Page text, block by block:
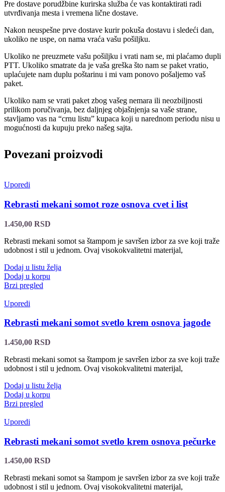
Pre dostave porudžbine kurirska služba će vas kontaktirati radi
utvrđivanja mesta i vremena lične dostave.
Nakon neuspešne prve dostave kurir pokuša dostavu i sledeći dan,
ukoliko ne uspe, on nama vraća vašu pošiljku.
Ukoliko ne preuzmete vašu pošiljku i vrati nam se, mi plaćamo dupli
PTT. Ukoliko smatrate da je vaša greška što nam se paket vratio,
uplaćujete nam duplu poštarinu i mi vam ponovo pošaljemo vaš
paket.
Ukoliko nam se vrati paket zbog vašeg nemara ili neozbiljnosti
prilikom poručivanja, bez daljnjeg objašnjenja sa vaše strane,
stavljamo vas na “crnu listu” kupaca koji u narednom periodu nisu u
mogućnosti da kupuju preko našeg sajta.
Povezani proizvodi
Uporedi
Rebrasti mekani somot roze osnova cvet i list
1.450,00 RSD
Rebrasti mekani somot sa štampom je savršen izbor za sve koji traže
udobnost i stil u jednom. Ovaj visokokvalitetni materijal,
Dodaj u listu želja
Dodaj u korpu
Brzi pregled
Uporedi
Rebrasti mekani somot svetlo krem osnova jagode
1.450,00 RSD
Rebrasti mekani somot sa štampom je savršen izbor za sve koji traže
udobnost i stil u jednom. Ovaj visokokvalitetni materijal,
Dodaj u listu želja
Dodaj u korpu
Brzi pregled
Uporedi
Rebrasti mekani somot svetlo krem osnova pečurke
1.450,00 RSD
Rebrasti mekani somot sa štampom je savršen izbor za sve koji traže
udobnost i stil u jednom. Ovaj visokokvalitetni materijal,